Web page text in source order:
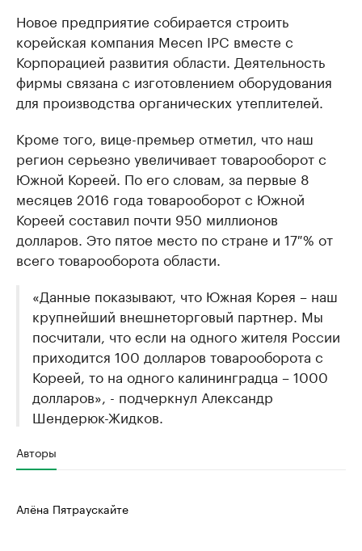
Новое предприятие собирается строить
корейская компания Mecen IPC вместе с
Корпорацией развития области. Деятельность
фирмы связана с изготовлением оборудования
для производства органических утеплителей.
Кроме того, вице-премьер отметил, что наш
регион серьезно увеличивает товарооборот с
Южной Кореей. По его словам, за первые 8
месяцев 2016 года товарооборот с Южной
Кореей составил почти 950 миллионов
долларов. Это пятое место по стране и 17 % от
всего товарооборота области.
«Данные показывают, что Южная Корея – наш
крупнейший внешнеторговый партнер. Мы
посчитали, что если на одного жителя России
приходится 100 долларов товарооборота с
Кореей, то на одного калининградца – 1000
долларов», - подчеркнул Александр
Шендерюк-Жидков.
Авторы
Алёна Пятраускайте